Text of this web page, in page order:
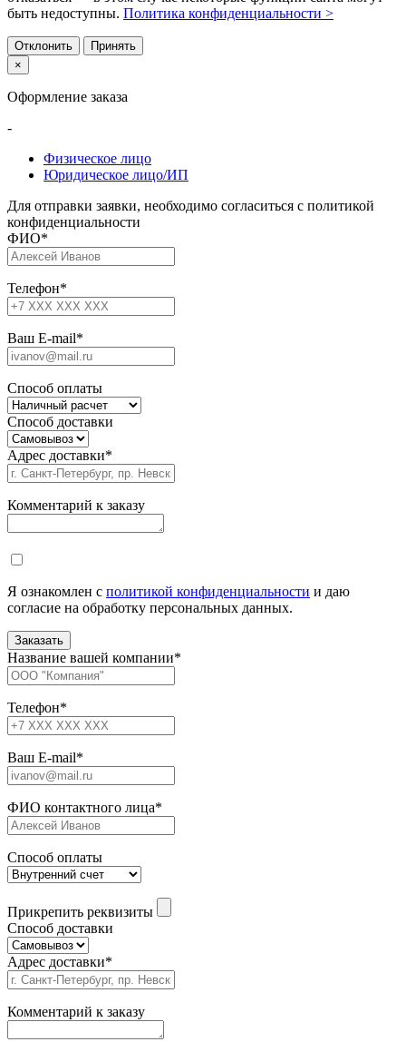
быть недоступны. Политика конфиденциальности >
Отклонить
Принять
×
Оформление заказа
-
Физическое лицо
Юридическое лицо/ИП
Для отправки заявки, необходимо согласиться с политикой
конфиденциальности
ФИО*
Телефон*
Ваш E-mail*
Способ оплаты
Способ доставки
Адрес доставки*
Комментарий к заказу
Я ознакомлен с политикой конфиденциальности и даю
согласие на обработку персональных данных.
Название вашей компании*
Телефон*
Ваш E-mail*
ФИО контактного лица*
Способ оплаты
Прикрепить реквизиты
Способ доставки
Адрес доставки*
Комментарий к заказу